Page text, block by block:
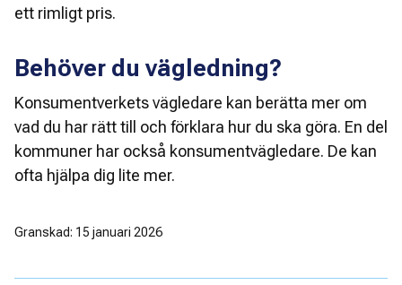
ett rimligt pris.
Behöver du vägledning?
Konsumentverkets vägledare kan berätta mer om
vad du har rätt till och förklara hur du ska göra. En del
kommuner har också konsumentvägledare. De kan
ofta hjälpa dig lite mer.
Granskad: 15 januari 2026